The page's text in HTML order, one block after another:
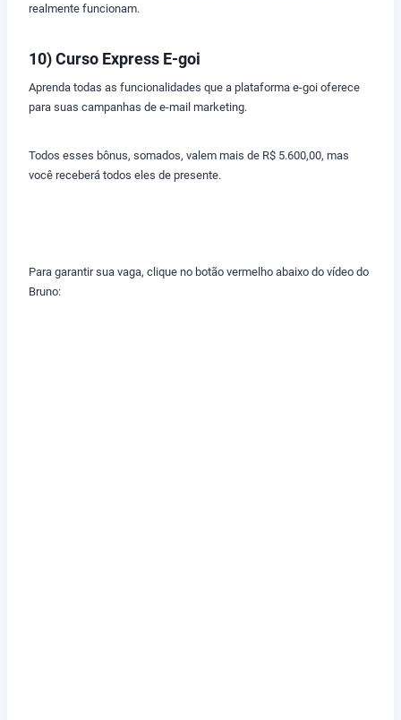
realmente funcionam.
10) Curso Express E-goi
Aprenda todas as funcionalidades que a plataforma e-goi oferece
para suas campanhas de e-mail marketing.
Todos esses bônus, somados, valem mais de R$ 5.600,00, mas
você receberá todos eles de presente.
Para garantir sua vaga, clique no botão vermelho abaixo do vídeo do
Bruno: